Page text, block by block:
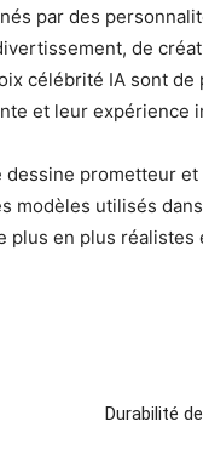
par des
de
célébrité IA sont de
et leur expérience
prometteur et
modèles utilisés
plus en plus réalistes
Durabilité